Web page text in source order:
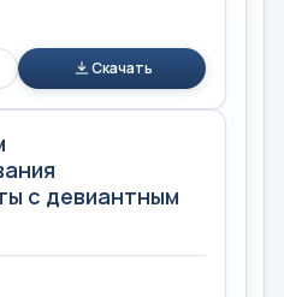
Скачать
с девиантным